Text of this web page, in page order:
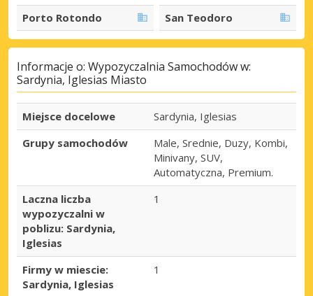
Porto Rotondo
San Teodoro
Informacje o: Wypozyczalnia Samochodów w:
Sardynia, Iglesias Miasto
Miejsce docelowe
Sardynia, Iglesias
Grupy samochodów
Male, Srednie, Duzy, Kombi,
Minivany, SUV,
Automatyczna, Premium.
Laczna liczba
wypozyczalni w
poblizu: Sardynia,
Iglesias
1
Firmy w miescie:
Sardynia, Iglesias
1